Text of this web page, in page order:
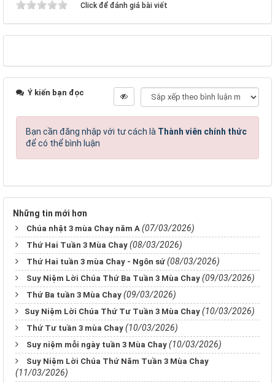
Click để đánh giá bài viết
Ý kiến bạn đọc
Bạn cần đăng nhập với tư cách là Thành viên chính thức
để có thể bình luận
Những tin mới hơn
Chúa nhật 3 mùa Chay năm A (07/03/2026)
Thứ Hai Tuần 3 Mùa Chay (08/03/2026)
Thứ Hai tuần 3 mùa Chay - Ngôn sứ (08/03/2026)
Suy Niệm Lời Chúa Thứ Ba Tuần 3 Mùa Chay (09/03/2026)
Thứ Ba tuần 3 Mùa Chay (09/03/2026)
​​​​​​​Suy Niệm Lời Chúa Thứ Tư Tuần 3 Mùa Chay (10/03/2026)
Thứ Tư tuần 3 mùa Chay (10/03/2026)
Suy niệm mỗi ngày tuần 3 Mùa Chay (10/03/2026)
Suy Niệm Lời Chúa Thứ Năm Tuần 3 Mùa Chay
(11/03/2026)